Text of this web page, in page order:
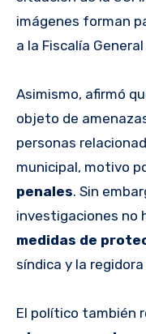
imágenes forman
a la Fiscalía
Asimismo, afirmó
objeto de
personas
municipal, motivo
penales. Sin
investigaciones no
medidas de
síndica y la
El político también